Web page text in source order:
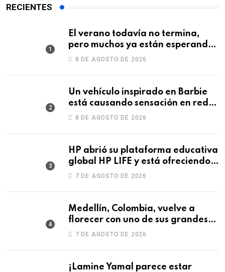
RECIENTES
El verano todavía no termina,
pero muchos ya están esperando
un cambio de temperatura
8 DE AGOSTO DE 2026
Un vehículo inspirado en Barbie
está causando sensación en redes
sociales
8 DE AGOSTO DE 2026
HP abrió su plataforma educativa
global HP LIFE y está ofreciendo
un curso gratis de Social Media
7 DE AGOSTO DE 2026
Medellín, Colombia, vuelve a
florecer con uno de sus grandes
atractivos de la Feria de las Flores
7 DE AGOSTO DE 2026
¡Lamine Yamal parece estar